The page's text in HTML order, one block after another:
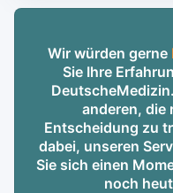
Wir würden gerne
Sie Ihre
anderen, die
Entscheidung zu
dabei, unseren
Sie sich einen
noch